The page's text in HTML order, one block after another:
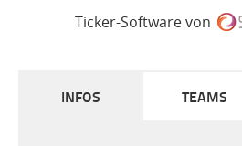
Ticker-Software von
INFOS TEAMS